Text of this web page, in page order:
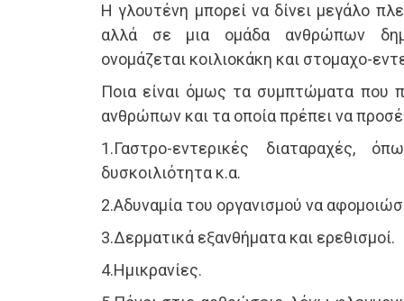
Η γλουτένη μπορεί να δίνει μεγάλο
αλλά σε μια ομάδα ανθρώπων
ονομάζεται κοιλιοκάκη και στομαχο-
Ποια είναι όμως τα συμπτώματα που
ανθρώπων και τα οποία πρέπει να
1.Γαστρο-εντερικές διαταραχές,
δυσκοιλιότητα κ.α.
2.Αδυναμία του οργανισμού να
3.Δερματικά εξανθήματα και ερεθισμοί.
4.Ημικρανίες.